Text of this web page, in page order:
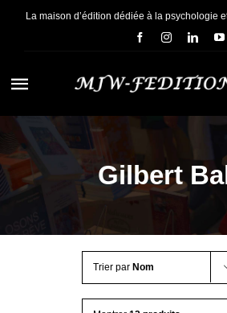
PasserLa maison d’édition dédiée à la psychologie
Navigation
à
bascule
ACCUEIL
NOUS CONNAÎTREGilbert
Trier par Nom